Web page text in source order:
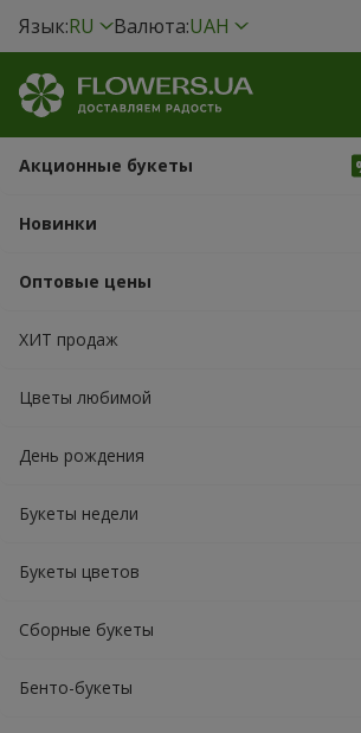
Язык:RU Валюта:UAH
Акционные букеты
Новинки
Оптовые цены
ХИТ продаж
Цветы любимой
День рождения
Букеты недели
Букеты цветов
Сборные букеты
Бенто-букеты